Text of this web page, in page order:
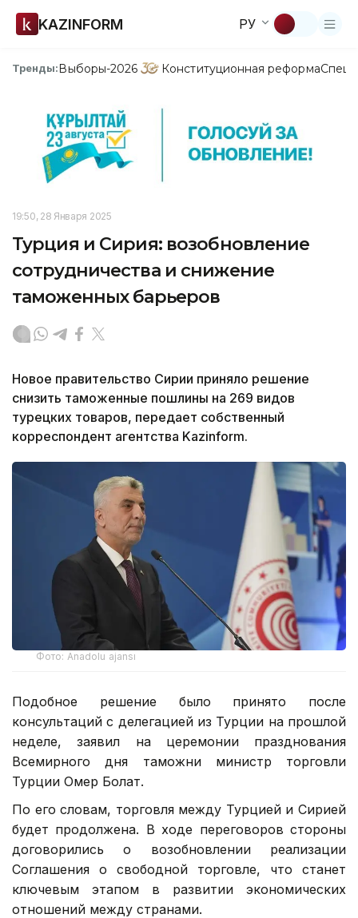
KAZINFORM РУ
Тренды:Выборы-2026 Конституционная реформа
19:50, 28 Января 2025
Турция и Сирия: возобновление
сотрудничества и снижение
таможенных барьеров
Новое правительство Сирии приняло решение
снизить таможенные пошлины на 269 видов
турецких товаров, передает собственный
корреспондент агентства Kazinform.
Фото: Anadolu ajansı
Подобное решение было принято после
консультаций с делегацией из Турции на прошлой
неделе, заявил на церемонии празднования
Всемирного дня таможни министр торговли
Турции Омер Болат.
По его словам, торговля между Турцией и Сирией
будет продолжена. В ходе переговоров стороны
договорились о возобновлении реализации
Соглашения о свободной торговле, что станет
ключевым этапом в развитии экономических
отношений между странами.